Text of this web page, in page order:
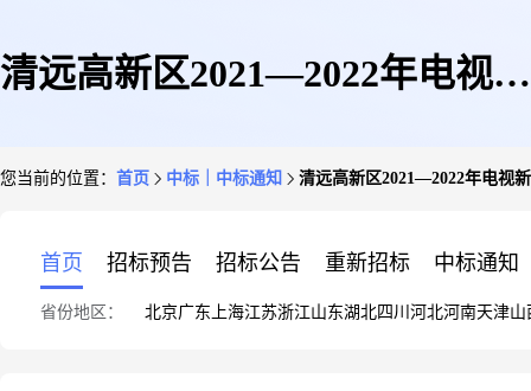
清远高新区2021—2022年电视新
您当前的位置： 首页 中标｜中标通知 清远高新区2021—2022年电视
首页 招标预告 招标公告 重新招标 中标通知
省份地区： 北京广东 上海江苏浙江山东湖北四川 河北河南天津山